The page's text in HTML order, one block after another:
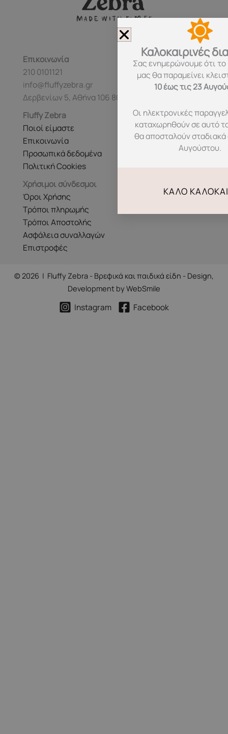
Επικοινωνία
210 0101121
info@fluffyzebra.gr
Δερβενίων 5, Αθήνα 106 80
Fluffy Zebra
Ποιοί είμαστε
Επικοινωνία
Προσωπικά δεδομένα
Πολιτική Cookies
Χρήσιμοι σύνδεσμοι
Όροι Χρήσης
Τρόποι πληρωμής
Τρόποι Αποστολής
Ασφάλεια συναλλαγών
Επιστροφές
© 2026 | Fluffy Zebra - Βρεφικά και παιδικά είδη - Design,
Development byWebSmile
Instagram Facebook
Καλοκαιρινές
Σας ενημερώνουμε ότι
μας θα παραμείνει
10 έως τις 23
Οι ηλεκτρονικές
καταχωρηθούν σε αυτό
θα αποσταλούν σταδιακά
Αυγούστου.
ΚΑΛΌ